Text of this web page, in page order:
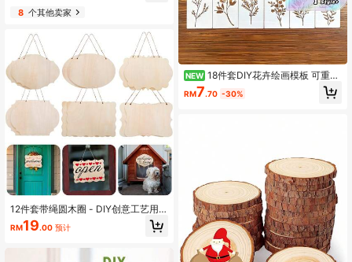
8个其他卖家
12件套带绳圆木圈 - DIY创意工艺用
品，空白木板 - 木质装饰及模型套件
- 激光切割/热压雕刻 - 馈赠亲朋好友
RM19.00 预计
NEW 18件套DIY花卉绘画模板 可重复
使用塑料模版 适用于木材布料纸张 喷
漆涂鸦手工工艺用品 家居装饰礼品创
RM7.70 -30%